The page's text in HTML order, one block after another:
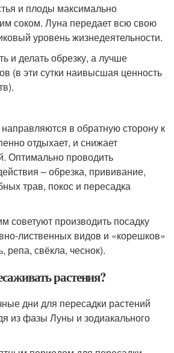
и плоды максимально
соком. Луна передает всю свою
уровень жизнедеятельности.
и делать обрезку, а лучше
(в эти сутки наивысшая ценность
в обратную сторону к
отдыхает, и снижает
Оптимально проводить
– обрезка, прививание,
трав, покос и пересадка
советуют производить посадку
лиственных видов и «корешков»
репа, свёкла, чеснок).
растения?
дни для пересадки растений
из фазы Луны и зодиакального